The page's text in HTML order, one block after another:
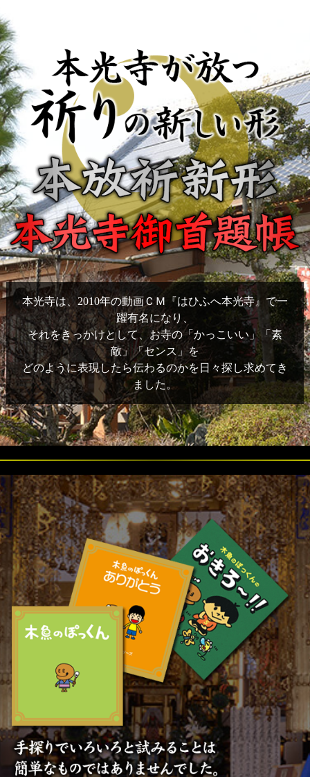
本光寺は、2010年の動画ＣＭ『はひふへ本光寺』で一
躍有名になり、
それをきっかけとして、お寺の「かっこいい」「素
敵」「センス」を
どのように表現したら伝わるのかを日々探し求めてき
ました。